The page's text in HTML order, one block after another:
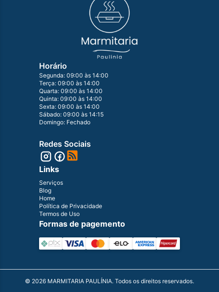
Horário
Segunda: 09:00 às 14:00
Terça: 09:00 às 14:00
Quarta: 09:00 às 14:00
Quinta: 09:00 às 14:00
Sexta: 09:00 às 14:00
Sábado: 09:00 às 14:15
Domingo: Fechado
Redes Sociais
Links
Serviços
Blog
Home
Política de Privacidade
Termos de Uso
Formas de pagemento
© 2026 MARMITARIA PAULÍNIA. Todos os direitos reservados.